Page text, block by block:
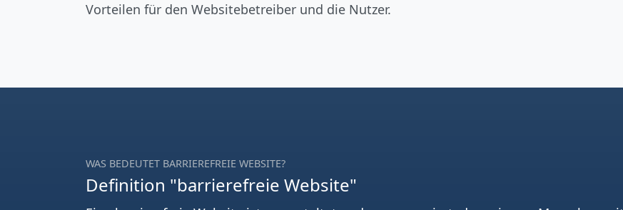
Vorteilen für den Websitebetreiber und die Nutzer.
WAS BEDEUTET BARRIEREFREIE WEBSITE?
Definition "barrierefreie Website"